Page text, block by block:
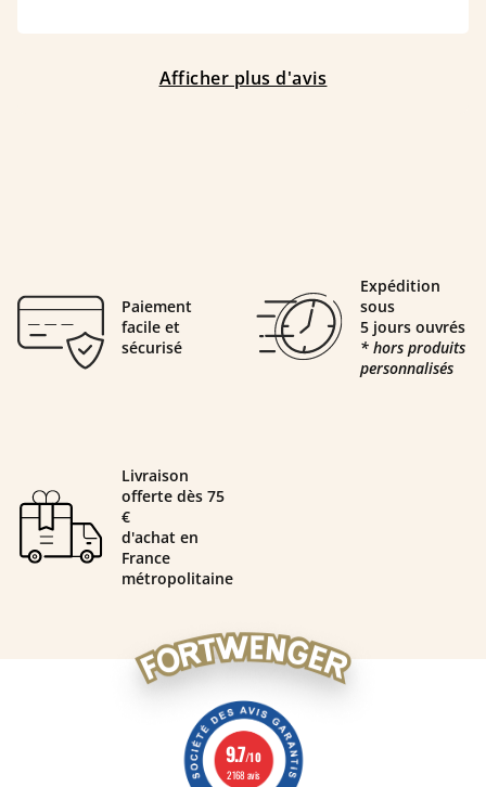
Afficher plus d'avis
Paiement
facile et
sécurisé
Expédition
sous
5 jours ouvrés
* hors produits
personnalisés
Livraison
offerte dès 75
€
d'achat en
France
métropolitaine
9.7/10
2168 avis